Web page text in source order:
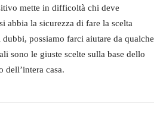
mette in difficoltà chi deve
abbia la sicurezza di fare la scelta
possiamo farci aiutare da qualche
sono le giuste scelte sulla base dello
dell’intera casa.